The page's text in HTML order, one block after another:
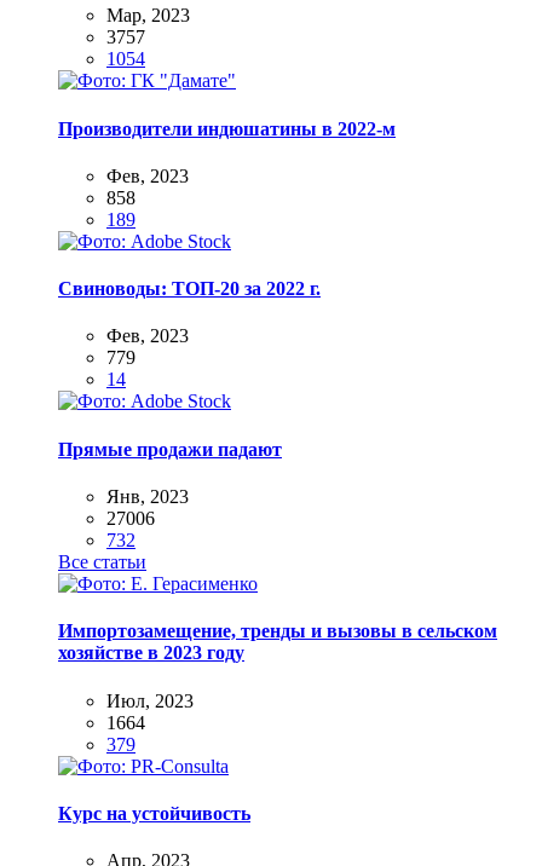
Мар, 2023
3757
1054
Производители индюшатины в 2022-м
Фев, 2023
858
189
Свиноводы: ТОП-20 за 2022 г.
Фев, 2023
779
14
Прямые продажи падают
Янв, 2023
27006
732
Все статьи
Импортозамещение, тренды и вызовы в сельском
хозяйстве в 2023 году
Июл, 2023
1664
379
Курс на устойчивость
Апр, 2023